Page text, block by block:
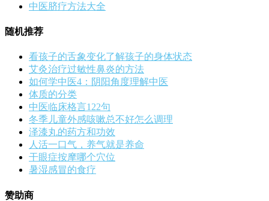
中医脐疗方法大全
随机推荐
看孩子的舌象变化了解孩子的身体状态
艾灸治疗过敏性鼻炎的方法
如何学中医4：阴阳角度理解中医
体质的分类
中医临床格言122句
冬季儿童外感咳嗽总不好怎么调理
泽漆丸的药方和功效
人活一口气，养气就是养命
干眼症按摩哪个穴位
暑湿感冒的食疗
赞助商